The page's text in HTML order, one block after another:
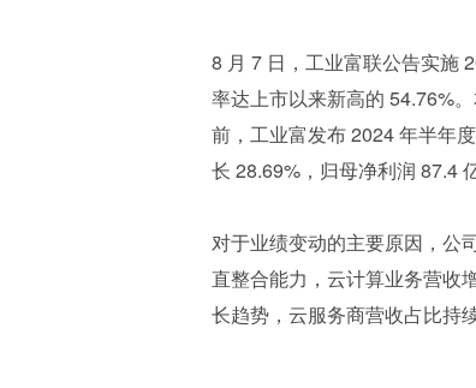
8 月 7 日，工业富联公告实施
率达上市以来新高的 54.76%
前，工业富发布 2024 年半年
长 28.69%，归母净利润 87.4
对于业绩变动的主要原因，公
直整合能力，云计算业务营收
长趋势，云服务商营收占比持